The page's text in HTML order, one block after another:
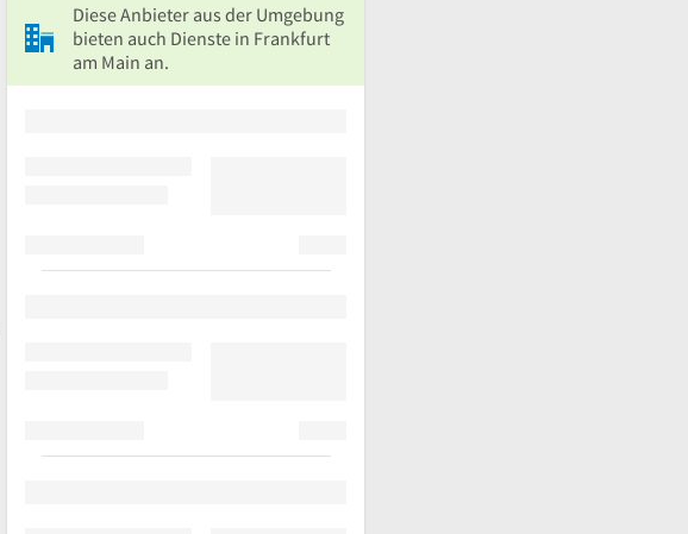
Diese Anbieter aus der Umgebung
bieten auch Dienste in Frankfurt
am Main an.